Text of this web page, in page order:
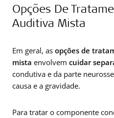
Opções De
Auditiva Mista
Em geral, as opções de
mista envolvem cuidar
condutiva e da parte
causa e a gravidade.
Para tratar o componente